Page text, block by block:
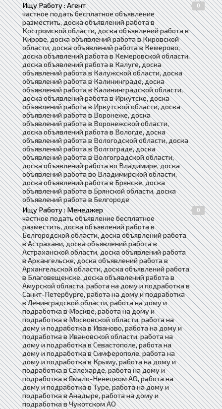
Ищу Работу : Агент
0
частное подать бесплатное объявление
разместить, доска объявлений работа в
Костромской области, доска объявлений работа в
Кирове, доска объявлений работа в Кировской
области, доска объявлений работа в Кемерово,
доска объявлений работа в Кемеровской области,
доска объявлений работа в Калуге, доска
объявлений работа в Калужской области, доска
объявлений работа в Калининграде, доска
объявлений работа в Калининградской области,
доска объявлений работа в Иркутске, доска
объявлений работа в Иркутской области, доска
объявлений работа в Воронеже, доска
объявлений работа в Воронежской области,
доска объявлений работа в Вологде, доска
объявлений работа в Вологодской области, доска
объявлений работа в Волгограде, доска
объявлений работа в Волгоградской области,
доска объявлений работа во Владимире, доска
объявлений работа во Владимирской области,
доска объявлений работа в Брянске, доска
объявлений работа в Брянской области, доска
объявлений работа в Белгороде
Ищу Работу : Менеджер
0
частное подать объявление бесплатное
разместить, доска объявлений работа в
Белгородской области, доска объявлений работа
в Астрахани, доска объявлений работа в
Астраханской области, доска объявлений работа
в Архангельске, доска объявлений работа в
Архангельской области, доска объявлений работа
в Благовещенске, доска объявлений работа в
Амурской области, работа на дому и подработка в
Санкт-Петербурге, работа на дому и подработка
в Ленинградской области, работа на дому и
подработка в Москве, работа на дому и
подработка в Московской области, работа на
дому и подработка в Иваново, работа на дому и
подработка в Ивановской области, работа на
дому и подработка в Севастополе, работа на
дому и подработка в Симферополе, работа на
дому и подработка в Крыму, работа на дому и
подработка в Салехарде, работа на дому и
подработка в Ямало-Ненецком АО, работа на
дому и подработка в Туре, работа на дому и
подработка в Анадыре, работа на дому и
подработка в Чукотском АО